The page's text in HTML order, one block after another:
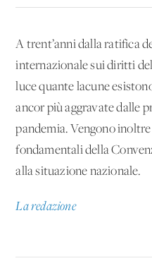
A trent’anni dalla ratifica
internazionale sui diritti
luce quante lacune
ancor più aggravate dalle
pandemia. Vengono
fondamentali della
alla situazione nazionale.
La redazione